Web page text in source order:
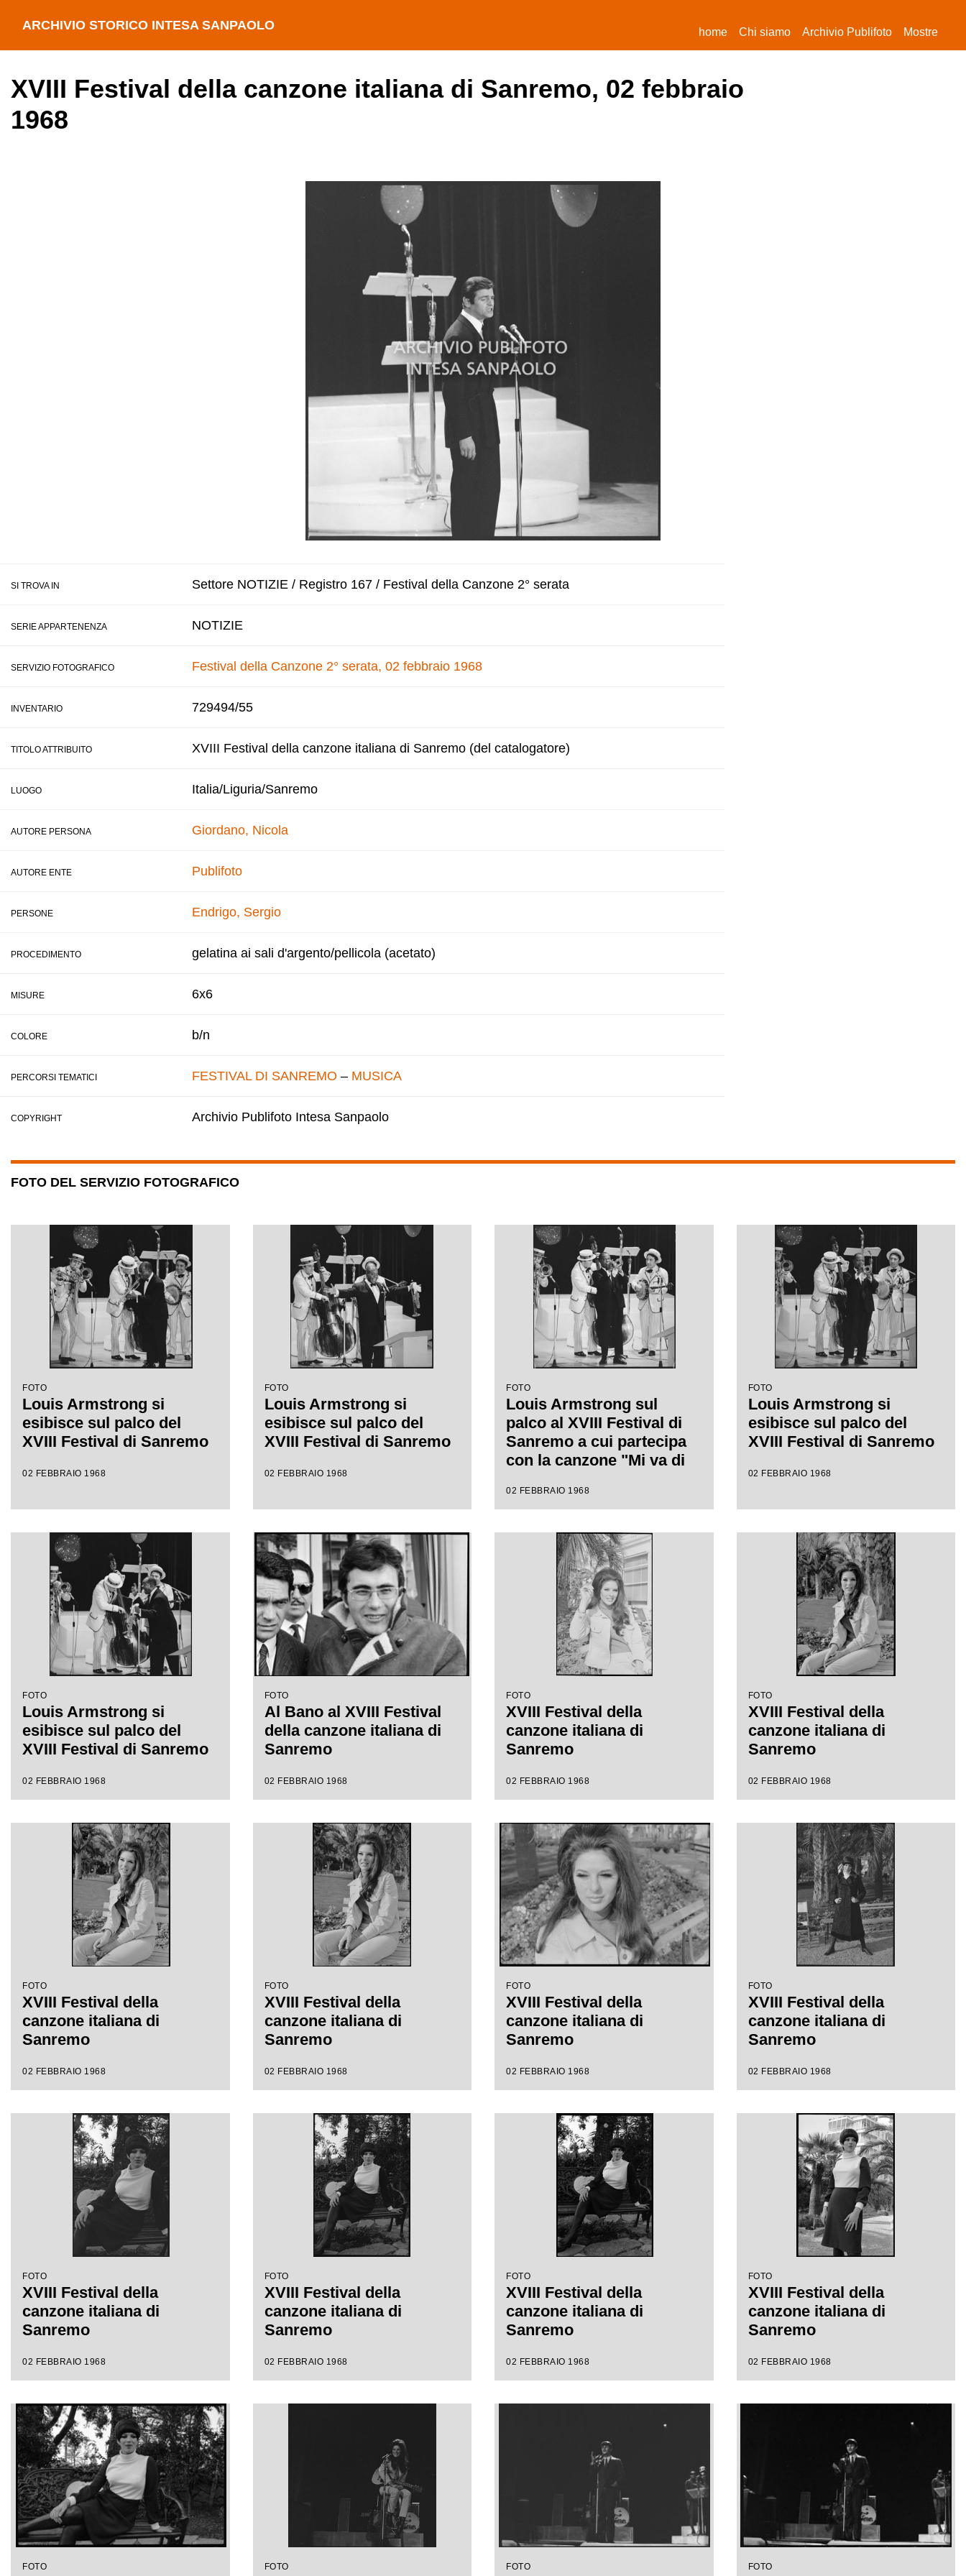
ARCHIVIO STORICO INTESA SANPAOLO home(current)
Chi siamo Archivio Publifoto Mostre
XVIII Festival della canzone italiana di Sanremo, 02 febbraio
1968
SI TROVA IN Settore NOTIZIE / Registro 167 / Festival della Canzone 2° serata
SERIE APPARTENENZA NOTIZIE
SERVIZIO FOTOGRAFICO Festival della Canzone 2° serata, 02 febbraio 1968
INVENTARIO 729494/55
TITOLO ATTRIBUITO XVIII Festival della canzone italiana di Sanremo (del catalogatore)
LUOGO Italia/Liguria/Sanremo
AUTORE PERSONA Giordano, Nicola
AUTORE ENTE Publifoto
PERSONE Endrigo, Sergio
PROCEDIMENTO gelatina ai sali d'argento/pellicola (acetato)
MISURE 6x6
COLORE b/n
PERCORSI TEMATICI FESTIVAL DI SANREMO – MUSICA
COPYRIGHT Archivio Publifoto Intesa Sanpaolo
FOTO DEL SERVIZIO FOTOGRAFICO
FOTO
Louis Armstrong si
esibisce sul palco del
XVIII Festival di Sanremo
02 FEBBRAIO 1968
FOTO
Louis Armstrong si
esibisce sul palco del
XVIII Festival di Sanremo
02 FEBBRAIO 1968
FOTO
Louis Armstrong sul
palco al XVIII Festival di
Sanremo a cui partecipa
con la canzone "Mi va di
02 FEBBRAIO 1968
FOTO
Louis Armstrong si
esibisce sul palco del
XVIII Festival di Sanremo
02 FEBBRAIO 1968
FOTO
Louis Armstrong si
esibisce sul palco del
XVIII Festival di Sanremo
02 FEBBRAIO 1968
FOTO
Al Bano al XVIII Festival
della canzone italiana di
Sanremo
02 FEBBRAIO 1968
FOTO
XVIII Festival della
canzone italiana di
Sanremo
02 FEBBRAIO 1968
FOTO
XVIII Festival della
canzone italiana di
Sanremo
02 FEBBRAIO 1968
FOTO
XVIII Festival della
canzone italiana di
Sanremo
02 FEBBRAIO 1968
FOTO
XVIII Festival della
canzone italiana di
Sanremo
02 FEBBRAIO 1968
FOTO
XVIII Festival della
canzone italiana di
Sanremo
02 FEBBRAIO 1968
FOTO
XVIII Festival della
canzone italiana di
Sanremo
02 FEBBRAIO 1968
FOTO
XVIII Festival della
canzone italiana di
Sanremo
02 FEBBRAIO 1968
FOTO
XVIII Festival della
canzone italiana di
Sanremo
02 FEBBRAIO 1968
FOTO
XVIII Festival della
canzone italiana di
Sanremo
02 FEBBRAIO 1968
FOTO
XVIII Festival della
canzone italiana di
Sanremo
02 FEBBRAIO 1968
FOTO FOTO FOTO FOTO